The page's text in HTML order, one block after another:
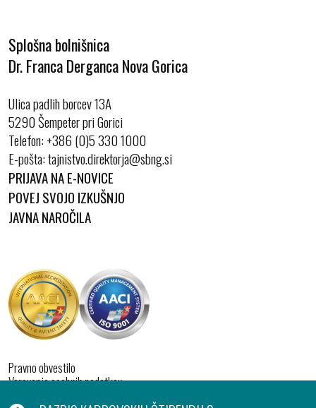
Splošna bolnišnica
Dr. Franca Derganca Nova Gorica
Ulica padlih borcev 13A
5290 Šempeter pri Gorici
Telefon:+386 (0)5 330 1000
E-pošta:
PRIJAVA NA E-NOVICE
POVEJ SVOJO IZKUŠNJO
JAVNA NAROČILA
Pravno obvestilo
Varovanje osebnih podatkov